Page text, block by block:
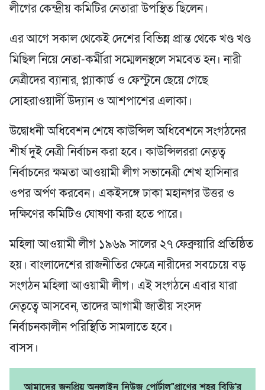
লীগের কেন্দ্রীয় কমিটির নেতারা উপস্থিত ছিলেন।
এর আগে সকাল থেকেই দেশের বিভিন্ন প্রান্ত থেকে খণ্ড খণ্ড
মিছিল নিয়ে নেতা-কর্মীরা সম্মেলনস্থলে সমবেত হন। নারী
নেত্রীদের ব্যানার, প্ল্যাকার্ড ও ফেস্টুনে ছেয়ে গেছে
সোহরাওয়ার্দী উদ্যান ও আশপাশের এলাকা।
উদ্বোধনী অধিবেশন শেষে কাউন্সিল অধিবেশনে সংগঠনের
শীর্ষ দুই নেত্রী নির্বাচন করা হবে। কাউন্সিলররা নেতৃত্ব
নির্বাচনের ক্ষমতা আওয়ামী লীগ সভানেত্রী শেখ হাসিনার
ওপর অর্পণ করবেন। একইসঙ্গে ঢাকা মহানগর উত্তর ও
দক্ষিণের কমিটিও ঘোষণা করা হতে পারে।
মহিলা আওয়ামী লীগ ১৯৬৯ সালের ২৭ ফেব্রুয়ারি প্রতিষ্ঠিত
হয়। বাংলাদেশের রাজনীতির ক্ষেত্রে নারীদের সবচেয়ে বড়
সংগঠন মহিলা আওয়ামী লীগ। এই সংগঠনে এবার যারা
নেতৃত্বে আসবেন, তাদের আগামী জাতীয় সংসদ
নির্বাচনকালীন পরিস্থিতি সামলাতে হবে।
বাসস।
আমাদের জনপ্রিয় অনলাইন নিউজ পোর্টাল"প্রাণের শহর বিডি'র